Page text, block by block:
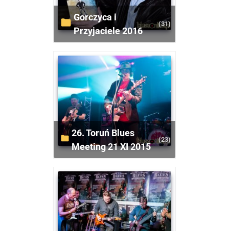
Gorczyca i
Przyjaciele 2016
(31)
26. Toruń Blues
Meeting 21 XI 2015
(23)